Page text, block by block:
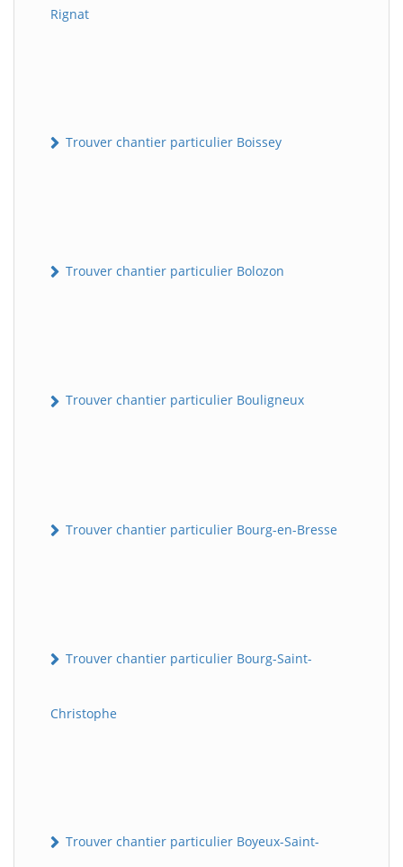
Rignat
Trouver chantier particulier Boissey
Trouver chantier particulier Bolozon
Trouver chantier particulier Bouligneux
Trouver chantier particulier Bourg-en-Bresse
Trouver chantier particulier Bourg-Saint-
Christophe
Trouver chantier particulier Boyeux-Saint-